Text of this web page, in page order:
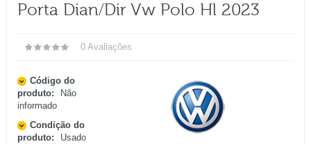
Porta Dian/dir Vw Polo Hl 2023
0 Avaliações
Código do
produto:
Não
informado
Condição do
produto:
Usado